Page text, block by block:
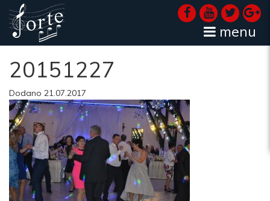
menu
20151227
Dodano 21.07.2017